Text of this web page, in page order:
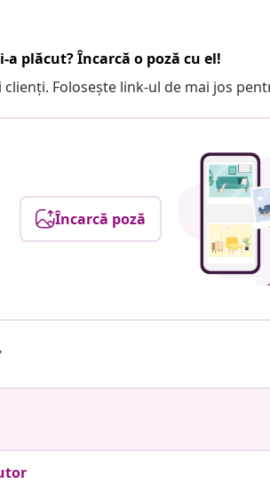
plăcut? Încarcă o poză cu el!
Folosește link-ul de mai jos
Încarcă poză